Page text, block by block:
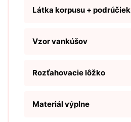
Látka korpusu + podrúčiek
Vzor vankúšov
Rozťahovacie lôžko
Materiál výplne